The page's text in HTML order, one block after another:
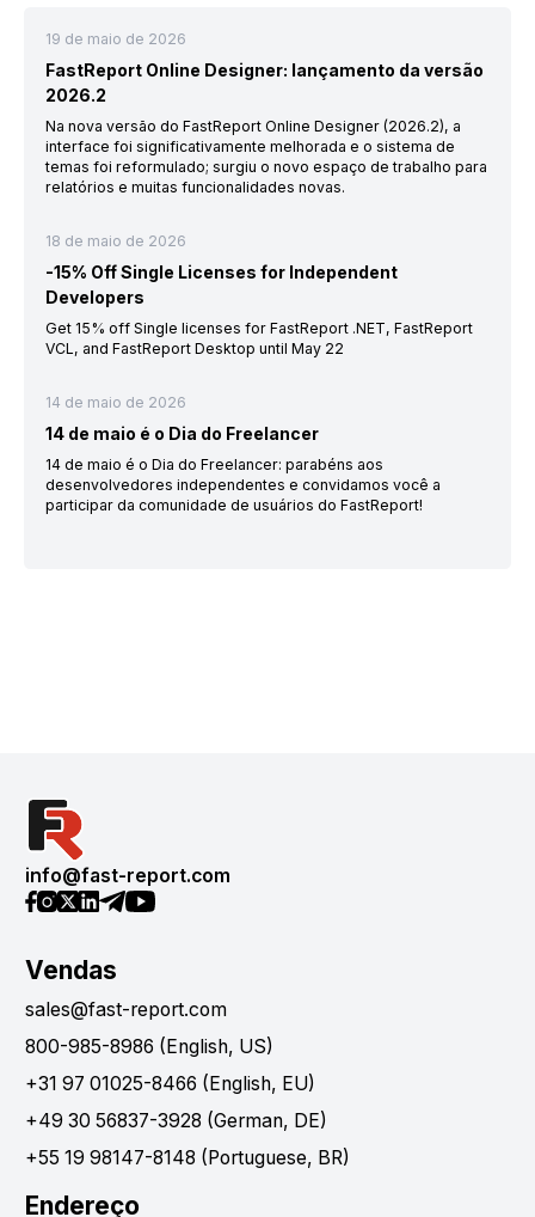
19 de maio de 2026
FastReport Online Designer: lançamento da versão
2026.2
Na nova versão do FastReport Online Designer (2026.2), a
interface foi significativamente melhorada e o sistema de
temas foi reformulado; surgiu o novo espaço de trabalho para
relatórios e muitas funcionalidades novas.
18 de maio de 2026
-15% Off Single Licenses for Independent
Developers
Get 15% off Single licenses for FastReport .NET, FastReport
VCL, and FastReport Desktop until May 22
14 de maio de 2026
14 de maio é o Dia do Freelancer
14 de maio é o Dia do Freelancer: parabéns aos
desenvolvedores independentes e convidamos você a
participar da comunidade de usuários do FastReport!
info@fast-report.com
Vendas
sales@fast-report.com
800-985-8986 (English, US)
+31 97 01025-8466 (English, EU)
+49 30 56837-3928 (German, DE)
+55 19 98147-8148 (Portuguese, BR)
Endereço